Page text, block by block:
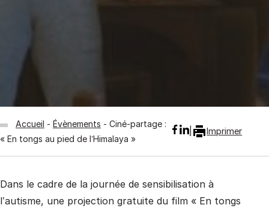
Accueil Évènements
Ciné-partage :
« En tongs au pied de l’Himalaya »
Imprimer
Dans le cadre de la journée de sensibilisation à
l’autisme, une projection gratuite du film « En tongs